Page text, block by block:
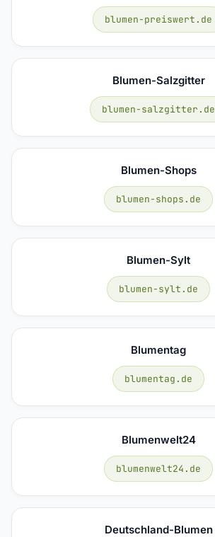
blumen-preiswert.de
Blumen-Salzgitter
blumen-salzgitter.de
Blumen-Shops
blumen-shops.de
Blumen-Sylt
blumen-sylt.de
Blumentag
blumentag.de
Blumenwelt24
blumenwelt24.de
Deutschland-Blumen